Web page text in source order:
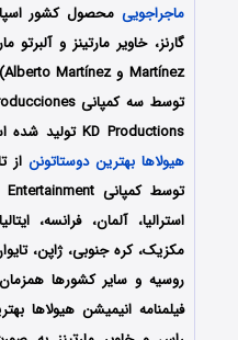
ماجراجویی محصول کشور
KD Productions تولید شده است؛ همچنین فصل اول انیمیشن
هیولاها بهترین دوستاتونن
استرالیا، آلمان، فرانسه،
مکزیک، کره جنوبی، ژاپن،
روسیه و سایر کشورها
فیلمنامه انیمیشن هیولاها